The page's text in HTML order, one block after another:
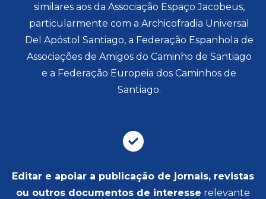
similares aos da Associação Espaço Jacobeus,
particularmente com a Archicofradia Universal
Del Apóstol Santiago, a Federação Espanhola de
Associações de Amigos do Caminho de Santiago
e a Federação Europeia dos Caminhos de
Santiago.
Editar e apoiar a publicação de jornais, revistas
ou outros documentos de interesse relevante